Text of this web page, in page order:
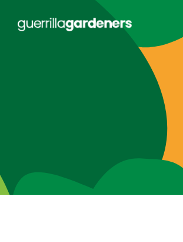
Webshop
Workshops
Tips & Inspiratie
Op de kaart